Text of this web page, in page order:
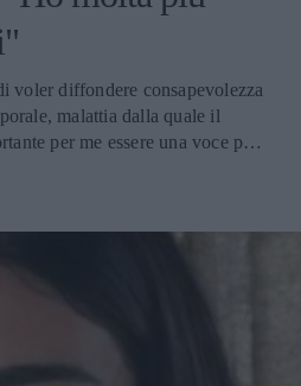
voler diffondere consapevolezza
malattia dalla quale il
per me essere una voce per